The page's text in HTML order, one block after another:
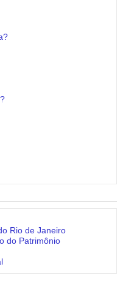
Rio de Janeiro
do Patrimônio